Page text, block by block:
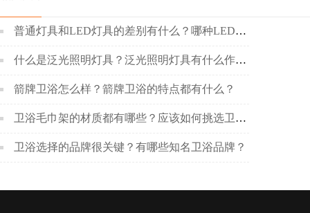
普通灯具和LED灯具的差别有什么？哪种LED灯具更好呢？
什么是泛光照明灯具？泛光照明灯具有什么作用？
箭牌卫浴怎么样？箭牌卫浴的特点都有什么？
卫浴毛巾架的材质都有哪些？应该如何挑选卫浴毛巾架？
卫浴选择的品牌很关键？有哪些知名卫浴品牌？